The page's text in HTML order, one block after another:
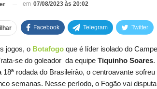
em 07/08/2023 às 20:02
Facebook Telegram Twitter
jogos, o Botafogo que é líder isolado do
se do goleador da equipe Tiquinho Soares.
18ª rodada do Brasileirão, o centroavante
semanas. Nesse período, o Fogão vai